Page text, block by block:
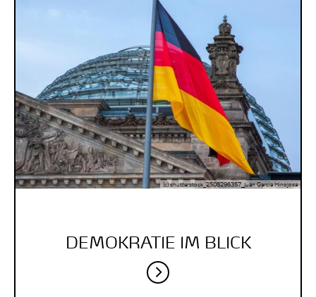
(c) shutterstock_2508296357_Juan Garcia Hinojosa
DEMOKRATIE IM BLICK